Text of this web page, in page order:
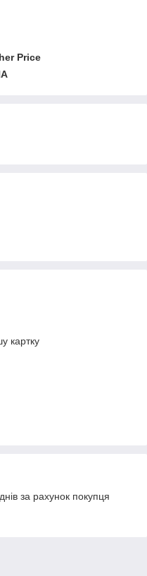
Price
картку
за рахунок покупця